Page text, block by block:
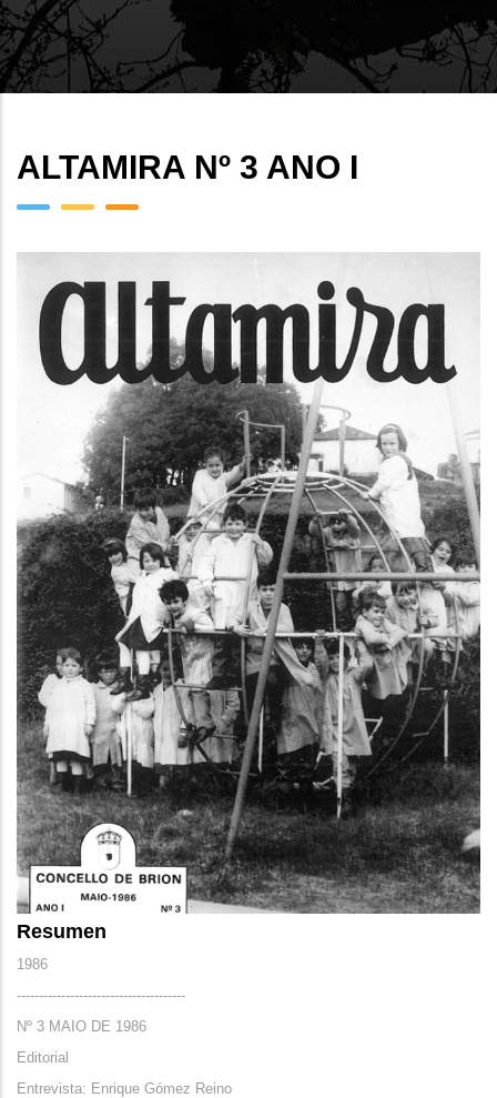
ALTAMIRA Nº 3 ANO I
Resumen
1986
--------------------------------------
Nº 3 MAIO DE 1986
Editorial
Entrevista: Enrique Gómez Reino